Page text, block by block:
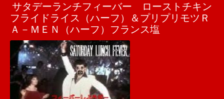
サタデーランチフィーバー ローストチキン
フライドライス（ハーフ）＆プリプリモツＲ
Ａ－ＭＥＮ（ハーフ）フランス塩